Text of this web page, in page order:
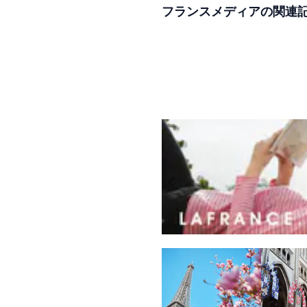
フランスメディアの関連